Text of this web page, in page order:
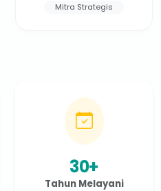
Mitra Strategis
30+
Tahun Melayani